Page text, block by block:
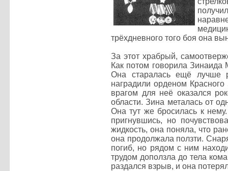
трёхдневного того боя она
За этот храбрый,
Как потом говорила
Она старалась ещё лучше
наградили орденом
врагом для неё оказался
области. Зина металась от
Она тут же бросилась к
пригнувшись, но
жидкость, она поняла, что
она продолжала ползти.
погиб, но рядом с ним
трудом доползла до тела
раздался взрыв, и она